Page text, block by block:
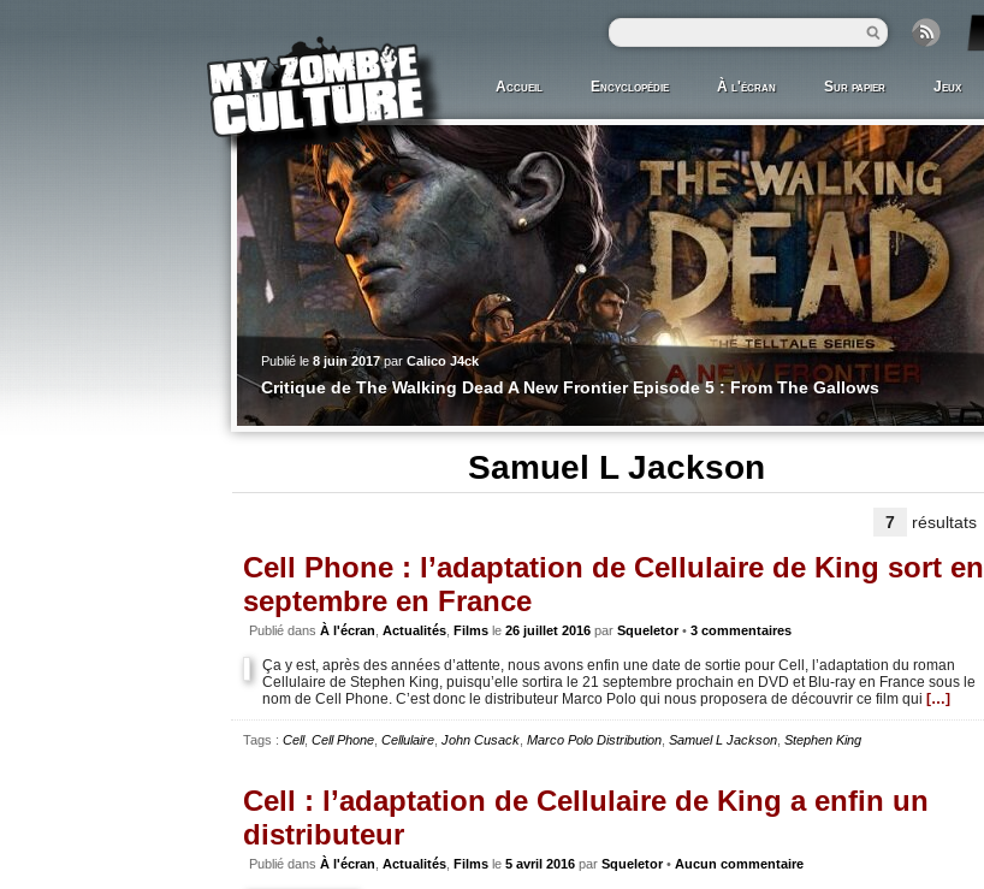
Accueil Encyclopédie À l'écran Sur papier Jeux
Publié le 8 juin 2017par Calico J4ck
Critique de The Walking Dead A New Frontier Episode 5 : From The Gallows
Samuel L Jackson
7 résultats
Cell Phone : l’adaptation de Cellulaire de King sort en
septembre en France
Publié dans À l'écran Actualités Films le 26 juillet 2016 par Squeletor• 3 commentaires
Ça y est, après des années d’attente, nous avons enfin une date de sortie pour Cell, l’adaptation du roman
Cellulaire de Stephen King, puisqu’elle sortira le 21 septembre prochain en DVD et Blu-ray en France sous le
nom de Cell Phone. C’est donc le distributeur Marco Polo qui nous proposera de découvrir ce film qui […]
Tags : Cell, Cell Phone Cellulaire John Cusack Marco Polo Distribution Samuel L Jackson Stephen King
Cell : l’adaptation de Cellulaire de King a enfin un
distributeur
Publié dans À l'écran Actualités Films le 5 avril 2016 par Squeletor• Aucun commentaire